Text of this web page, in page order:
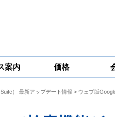
ラム
案内
Google
Google
価格
） 最新アップデート情報 > ウェブ版